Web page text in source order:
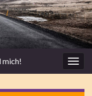
mich!